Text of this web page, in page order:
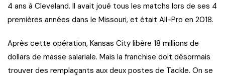
4 ans à Cleveland. Il avait joué tous les matchs lors de ses 4
premières années dans le Missouri, et était All-Pro en 2018.
Après cette opération, Kansas City libère 18 millions de
dollars de masse salariale. Mais la franchise doit désormais
trouver des remplaçants aux deux postes de Tackle. On se